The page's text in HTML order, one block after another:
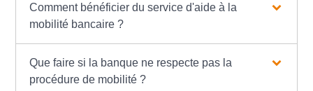
Comment bénéficier du service d'aide à la
mobilité bancaire ?
Que faire si la banque ne respecte pas la
procédure de mobilité ?